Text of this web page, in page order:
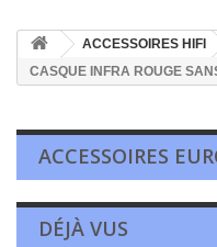
ACCESSOIRES HIFI
CASQUE INFRA ROUGE
ACCESSOIRES
DÉJÀ VUS